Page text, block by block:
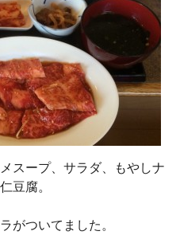
スープ、サラダ、もやしナ
豆腐。
がついてました。